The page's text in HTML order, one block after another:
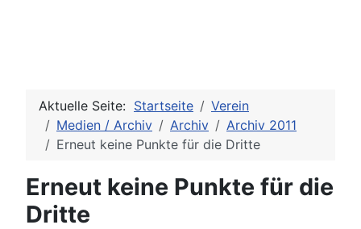
Aktuelle Seite: Startseite
Verein
Medien / Archiv
Archiv
Archiv 2011
Erneut keine Punkte für die Dritte
Erneut keine Punkte für die
Dritte